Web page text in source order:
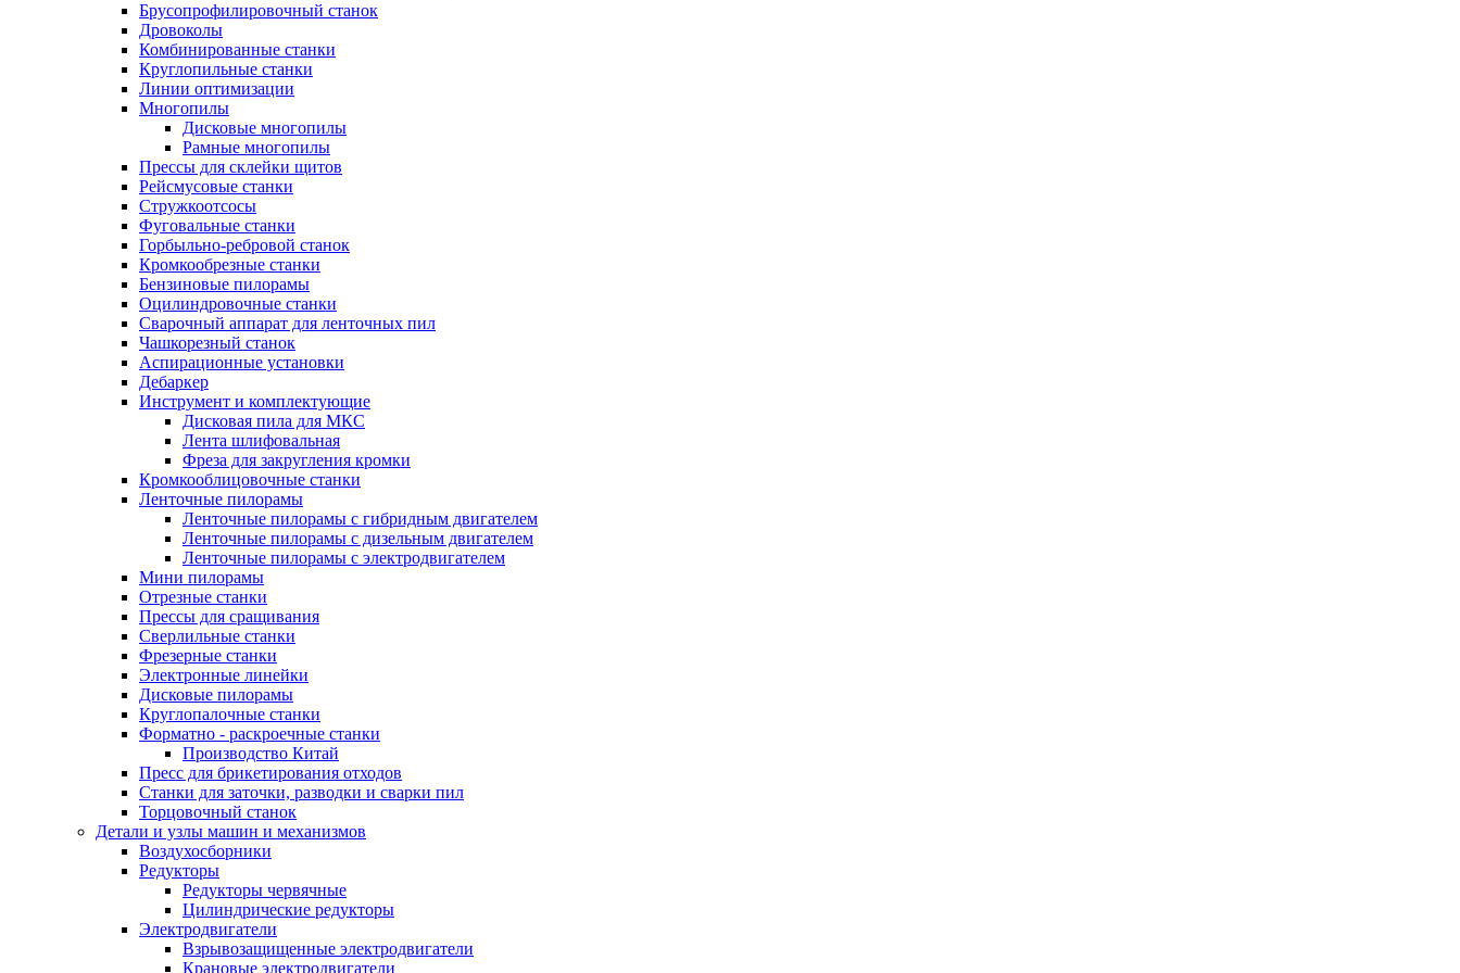
Брусопрофилировочный станок
Дровоколы
Комбинированные станки
Круглопильные станки
Линии оптимизации
Многопилы
Дисковые многопилы
Рамные многопилы
Прессы для склейки щитов
Рейсмусовые станки
Стружкоотсосы
Фуговальные станки
Горбыльно-ребровой станок
Кромкообрезные станки
Бензиновые пилорамы
Оцилиндровочные станки
Сварочный аппарат для ленточных пил
Чашкорезный станок
Аспирационные установки
Дебаркер
Инструмент и комплектующие
Дисковая пила для МКС
Лента шлифовальная
Фреза для закругления кромки
Кромкооблицовочные станки
Ленточные пилорамы
Ленточные пилорамы с гибридным двигателем
Ленточные пилорамы с дизельным двигателем
Ленточные пилорамы с электродвигателем
Мини пилорамы
Отрезные станки
Прессы для сращивания
Сверлильные станки
Фрезерные станки
Электронные линейки
Дисковые пилорамы
Круглопалочные станки
Форматно - раскроечные станки
Производство Китай
Пресс для брикетирования отходов
Станки для заточки, разводки и сварки пил
Торцовочный станок
Детали и узлы машин и механизмов
Воздухосборники
Редукторы
Редукторы червячные
Цилиндрические редукторы
Электродвигатели
Взрывозащищенные электродвигатели
Крановые электродвигатели